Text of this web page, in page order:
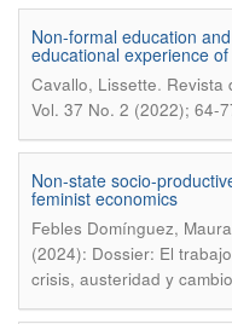
Non-formal education
educational experience
Cavallo, Lissette. Revista
Vol. 37 No. 2 (2022); 64-
Non-state socio-
feminist economics
Febles Domínguez, Maura
(2024): Dossier: El
crisis, austeridad y cambio